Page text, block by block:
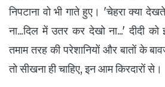
निपटाना वो भी गाते हुए। 'चेहरा क्या
ना...दिल में उतर कर देखो ना...' दीदी
तमाम तरह की परेशानियों और बातों के
तो सीखना ही चाहिए, इन आम किरदारों से।